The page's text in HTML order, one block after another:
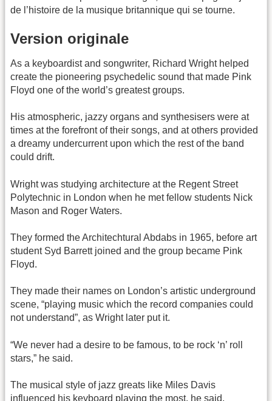
de l’histoire de la musique britannique qui se tourne.
Version originale
As a keyboardist and songwriter, Richard Wright helped
create the pioneering psychedelic sound that made Pink
Floyd one of the world’s greatest groups.
His atmospheric, jazzy organs and synthesisers were at
times at the forefront of their songs, and at others provided
a dreamy undercurrent upon which the rest of the band
could drift.
Wright was studying architecture at the Regent Street
Polytechnic in London when he met fellow students Nick
Mason and Roger Waters.
They formed the Architechtural Abdabs in 1965, before art
student Syd Barrett joined and the group became Pink
Floyd.
They made their names on London’s artistic underground
scene, “playing music which the record companies could
not understand”, as Wright later put it.
“We never had a desire to be famous, to be rock ‘n’ roll
stars,” he said.
The musical style of jazz greats like Miles Davis
influenced his keyboard playing the most, he said.